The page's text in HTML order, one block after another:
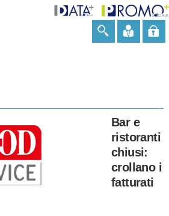
Bar e
ristoranti
chiusi:
crollano i
fatturati